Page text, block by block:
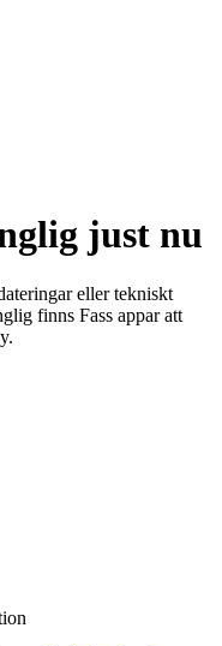
just nu
eller tekniskt
finns Fass appar att